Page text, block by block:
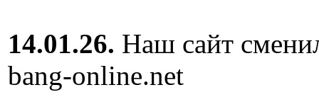
14.01.26. Наш сайт
bang-online.net